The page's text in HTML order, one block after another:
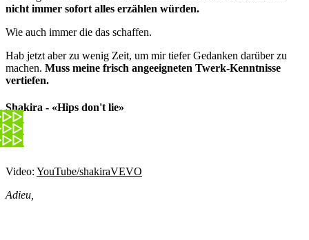
nicht immer sofort alles erzählen würden.
Wie auch immer die das schaffen.
Hab jetzt aber zu wenig Zeit, um mir tiefer Gedanken darüber zu
machen. Muss meine frisch angeeigneten Twerk-Kenntnisse
vertiefen.
Shakira - «Hips don't lie»
Video: YouTube/shakiraVEVO
Adieu,